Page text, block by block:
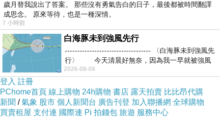
歲月替我說出了答案。 那些沒有勇氣告白的日子，最後都被時間翻譯
成思念。 原來等待，也是一種深情。
7 小時前
白海豚未到強風先行
----------------------------------- 〈白海豚未到強風先
行〉 今天清晨好無奈，因為我一早就被強風
2026-08-08
登入 註冊
PChome首頁 線上購物 24h購物 書店 露天拍賣 比比昂代購
新聞 /氣象 股市 個人新聞台 廣告刊登 加入聯播網 全球購物
買賣租屋 支付連 國際連 Pi 拍錢包 旅遊 服務中心